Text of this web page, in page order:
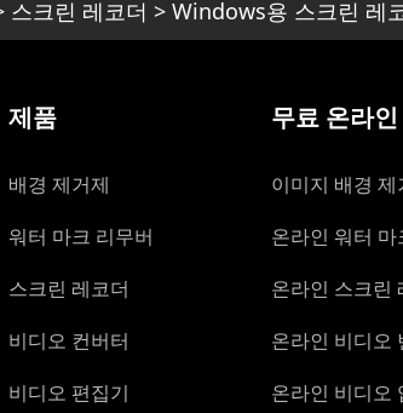
스크린 레코더 > Windows용 스크린 레
제품
배경 제거제
워터 마크 리무버
스크린 레코더
비디오 컨버터
비디오 편집기
무료 온라
이미지 배경 제
온라인 워터 마
온라인 스크린
온라인 비디오
온라인 비디오